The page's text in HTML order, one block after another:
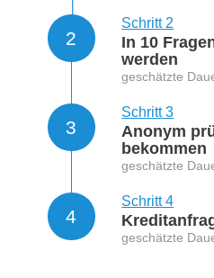
2
Schritt 2
In 10
werden
geschätzte
3
Schritt 3
Anonym
bekommen
geschätzte
4
Schritt 4
geschätzte